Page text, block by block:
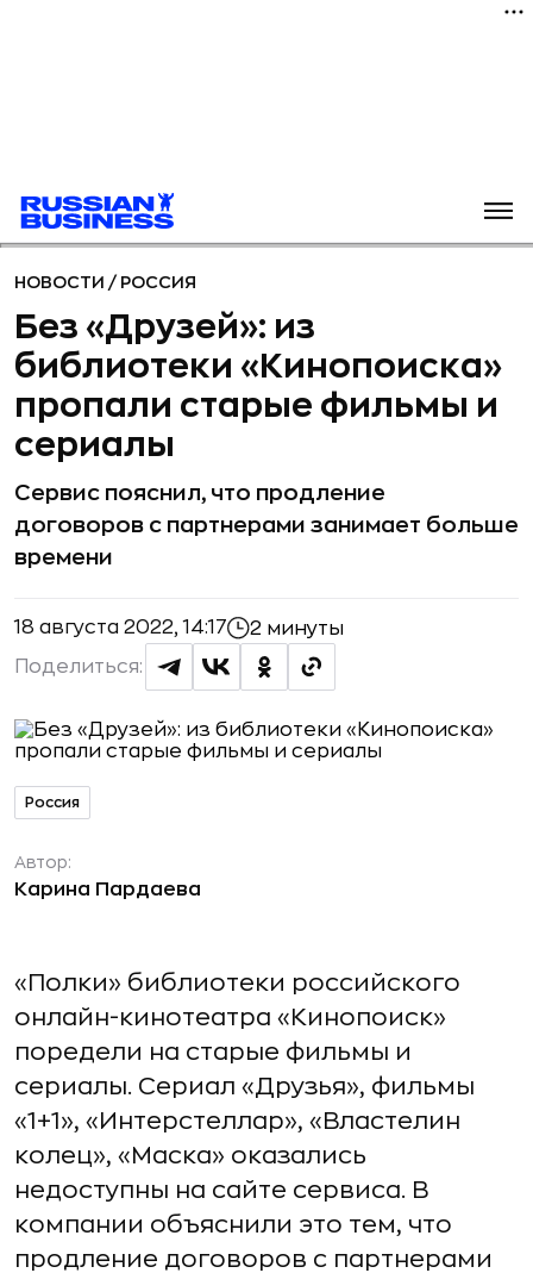
НОВОСТИ / РОССИЯ
Без «Друзей»: из
библиотеки «Кинопоиска»
пропали старые фильмы и
сериалы
Сервис пояснил, что продление
договоров с партнерами занимает больше
времени
18 августа 2022, 14:17 2 минуты
Поделиться:
Россия
Автор:
Карина Пардаева
«Полки» библиотеки российского
онлайн-кинотеатра «Кинопоиск»
поредели на старые фильмы и
сериалы. Сериал «Друзья», фильмы
«1+1», «Интерстеллар», «Властелин
колец», «Маска» оказались
недоступны на сайте сервиса. В
компании объяснили это тем, что
продление договоров с партнерами